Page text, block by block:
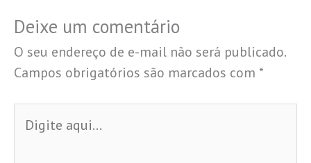
Deixe um comentário
O seu endereço de e-mail não será publicado.
Campos obrigatórios são marcados com *
aqui...